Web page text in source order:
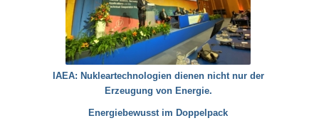
IAEA: Nukleartechnologien dienen nicht nur der
Erzeugung von Energie.
Energiebewusst im Doppelpack